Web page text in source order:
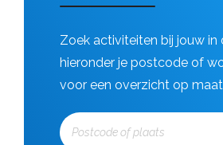
Zoek activiteiten bij jouw in
hieronder je postcode of
voor een overzicht op